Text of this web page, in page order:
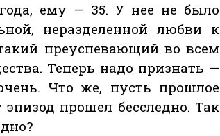
ему — 35. У нее не было
неразделенной любви к
преуспевающий во всем
Теперь надо признать —
Что же, пусть прошлое
прошел бесследно. Так